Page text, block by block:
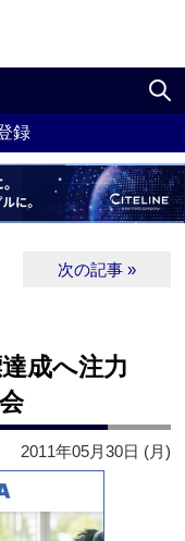
録
次の記事 »
達成へ注力
2011年05月30日 (月)